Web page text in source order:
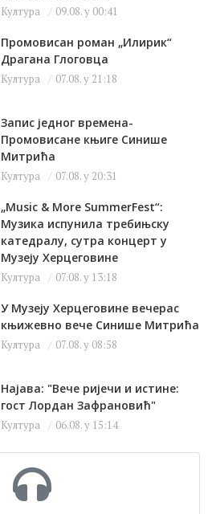
Култура 09.08. у 00:41
Промовисан роман „Илирик“
Драгана Глоговца
Култура 07.08. у 21:18
Запис једног времена-
Промовисане књиге Синише
Митрића
Култура 07.08. у 20:31
„Music & More SummerFest“:
Музика испунила требињску
катедралу, сутра концерт у
Музеју Херцеговине
Култура 07.08. у 13:18
У Музеју Херцеговине вечерас
књижевно вече Синише Митрића
Култура 07.08. у 08:58
Најава: "Вече ријечи и истине:
гост Лордан Зафрановић"
Култура 06.08. у 15:14